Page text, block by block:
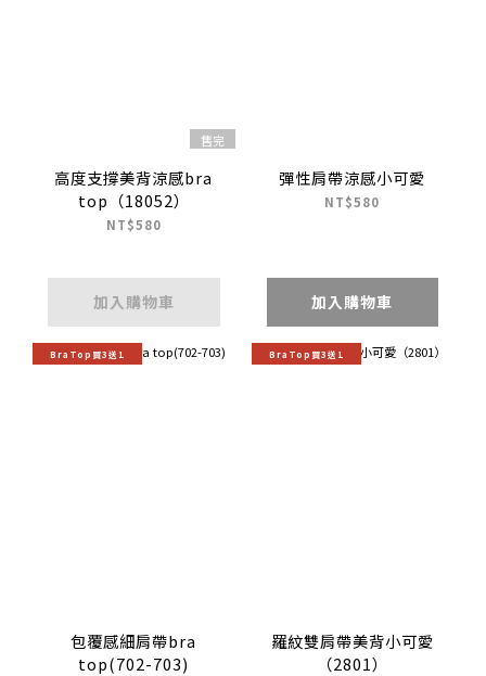
售完
高度支撐美背涼感bra
top（18052）
NT$580
加入購物車
彈性肩帶涼感小可愛
NT$580
加入購物車
BraTop買3送1
包覆感細肩帶bra
top(702-703)
BraTop買3送1
羅紋雙肩帶美背小可愛
（2801）